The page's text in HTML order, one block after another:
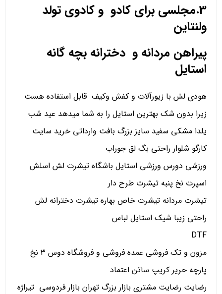
3.مجلسی برای کادو و کادوی تولد
ولنتاین
پیراهن مردانه و دخترانه بچه گانه
استایل
هودی لش با زیورآلات و کفش وکیف قابل استفاده هست
زیرا بدون شک بهترین استایل را به شما میدهد عید شب
یلدا مشکی سفید سایز بزرگ بافت وارداتی خرید سایت
کارگو شلوار راحتی بگ لق جوراب
ورزشی دورس ورزشی استایل باشگاه تیشرت لش اسلش
اسپرت نخ پنبه تیشرت طرح دار
تیشرت مردانه تیشرت خاص بهاره تیشرت دخترانه لش
راحتی زیبا شیک استایل لباس
DTF
مزون و تک فروشی عمده فروشی و فروشگاه دوس 3 نخ
پارچه حریر کریپ ساتن اعتماد
رضایت رضایت مشتری بازار بزرگ تهران بازار فردوسی تیراژه